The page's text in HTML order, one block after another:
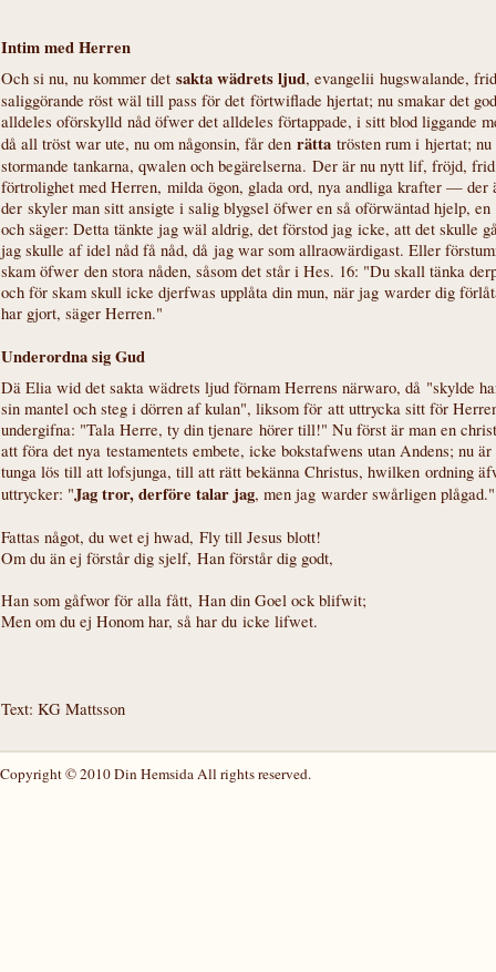
Intim med Herren
Och si nu, nu kommer det sakta wädrets ljud, evangelii hugswalande,
saliggörande röst wäl till pass för det förtwiflade hjertat; nu smakar det
alldeles oförskylld nåd öfwer det alldeles förtappade, i sitt blod liggande
då all tröst war ute, nu om någonsin, får den rätta trösten rum i hjertat;
stormande tankarna, qwalen och begärelserna. Der är nu nytt lif, fröjd,
förtrolighet med Herren, milda ögon, glada ord, nya andliga krafter — der
der skyler man sitt ansigte i salig blygsel öfwer en så oförwäntad hjelp,
och säger: Detta tänkte jag wäl aldrig, det förstod jag icke, att det skulle
jag skulle af idel nåd få nåd, då jag war som allraowärdigast. Eller
skam öfwer den stora nåden, såsom det står i Hes. 16: "Du skall tänka
och för skam skull icke djerfwas upplåta din mun, när jag warder dig
har gjort, säger Herren."
Underordna sig Gud
Dä Elia wid det sakta wädrets ljud förnam Herrens närwaro, då "skylde
sin mantel och steg i dörren af kulan", liksom för att uttrycka sitt för
undergifna: "Tala Herre, ty din tjenare hörer till!" Nu först är man en
att föra det nya testamentets embete, icke bokstafwens utan Andens; nu
tunga lös till att lofsjunga, till att rätt bekänna Christus, hwilken ordning
uttrycker: "Jag tror, derföre talar jag, men jag warder swårligen
Fattas något, du wet ej hwad, Fly till Jesus blott!
Om du än ej förstår dig sjelf, Han förstår dig godt,
Han som gåfwor för alla fått, Han din Goel ock blifwit;
Men om du ej Honom har, så har du icke lifwet.
Text: KG Mattsson
Copyright © 2010 Din Hemsida All rights reserved.